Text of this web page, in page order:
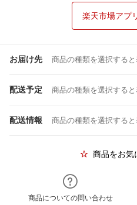
楽天市場アプ
お届け先 商品の種類を選択する
配送予定 商品の種類を選択する
配送情報 商品の種類を選択する
商品をお気
商品についての問い合わせ